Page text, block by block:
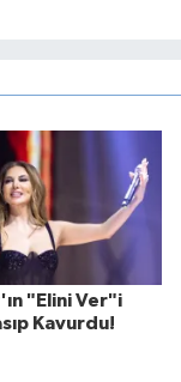
"Elini Ver"i
Kavurdu!